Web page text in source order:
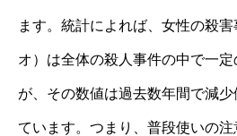
ます。統計によれば、女性の殺
オ）は全体の殺人事件の中で一
が、その数値は過去数年間で減
ています。つまり、普段使いの